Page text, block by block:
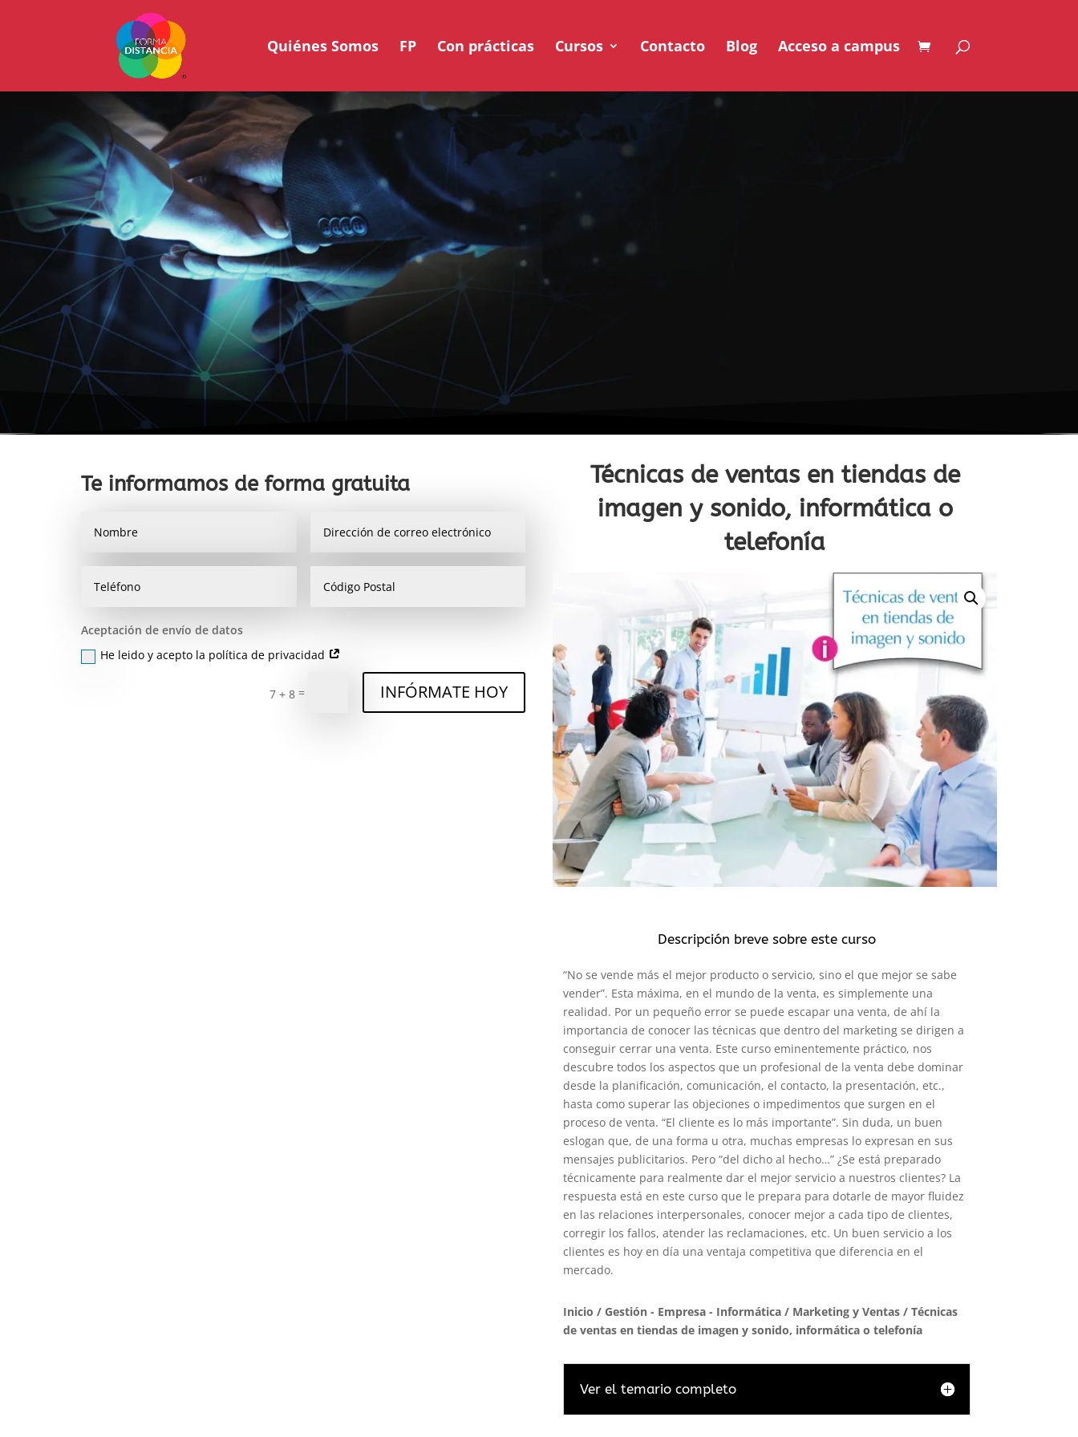
Quiénes Somos FP Con prácticas Cursos Contacto Blog Acceso a campus
Te informamos de forma gratuita
Aceptación de envío de datos
He leido y acepto la política de privacidad
7 + 8 = INFÓRMATE HOY
Técnicas de ventas en tiendas de
imagen y sonido, informática o
telefonía
Descripción breve sobre este curso
“No se vende más el mejor producto o servicio, sino el que mejor se sabe
vender”. Esta máxima, en el mundo de la venta, es simplemente una
realidad. Por un pequeño error se puede escapar una venta, de ahí la
importancia de conocer las técnicas que dentro del marketing se dirigen a
conseguir cerrar una venta. Este curso eminentemente práctico, nos
descubre todos los aspectos que un profesional de la venta debe dominar
desde la planificación, comunicación, el contacto, la presentación, etc.,
hasta como superar las objeciones o impedimentos que surgen en el
proceso de venta. “El cliente es lo más importante”. Sin duda, un buen
eslogan que, de una forma u otra, muchas empresas lo expresan en sus
mensajes publicitarios. Pero “del dicho al hecho…” ¿Se está preparado
técnicamente para realmente dar el mejor servicio a nuestros clientes? La
respuesta está en este curso que le prepara para dotarle de mayor fluidez
en las relaciones interpersonales, conocer mejor a cada tipo de clientes,
corregir los fallos, atender las reclamaciones, etc. Un buen servicio a los
clientes es hoy en día una ventaja competitiva que diferencia en el
mercado.
Inicio / Gestión - Empresa - Informática/ Marketing y Ventas/ Técnicas
de ventas en tiendas de imagen y sonido, informática o telefonía
Ver el temario completo